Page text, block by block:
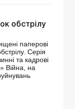
обстрілу
паперові
Серія
та кадрові
Війна, на